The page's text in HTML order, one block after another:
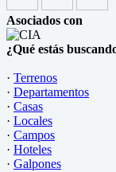
Asociados con
¿Qué estás
· Terrenos
· Departamentos
· Casas
· Locales
· Campos
· Hoteles
· Galpones